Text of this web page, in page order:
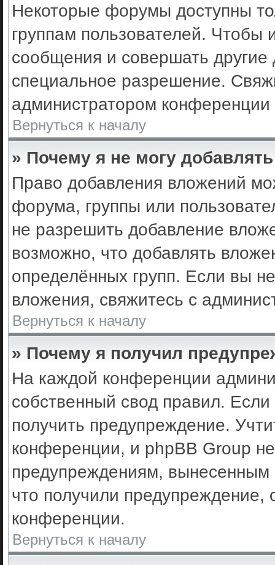
Некоторые форумы доступны
группам пользователей. Чтобы
сообщения и совершать
специальное разрешение.
администратором
Вернуться к началу
» Почему я не могу
Право добавления вложений
форума, группы или
не разрешить добавление
возможно, что добавлять
определённых групп. Если вы
вложения, свяжитесь с
Вернуться к началу
» Почему я получил
На каждой конференции
собственный свод правил.
получить предупреждение.
конференции, и phpBB Group
предупреждениям, вынесенным
что получили предупреждение,
конференции.
Вернуться к началу